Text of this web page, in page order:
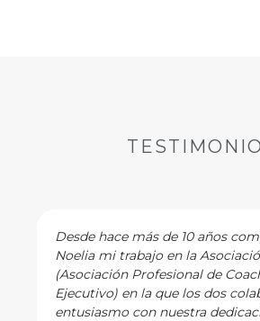
Desde hace más de 10 años
Noelia mi trabajo en la
(Asociación Profesional de
Ejecutivo) en la que los dos
entusiasmo con nuestra